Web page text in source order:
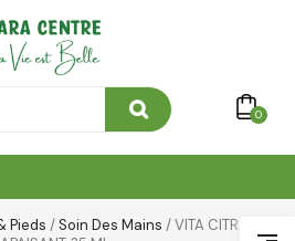
0
Pieds /Soin Des Mains / VITA CITRAL